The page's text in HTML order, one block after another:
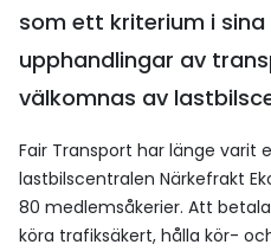
som ett kriterium i
upphandlingar av
välkomnas av
Fair Transport har länge varit
lastbilscentralen Närkefrakt
80 medlemsåkerier. Att
köra trafiksäkert, hålla kör-